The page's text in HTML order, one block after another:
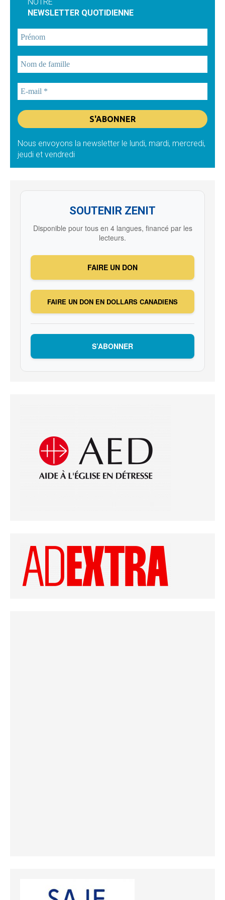
NEWSLETTER QUOTIDIENNE
Nous envoyons la newsletter le lundi, mardi, mercredi,
jeudi et vendredi
SOUTENIR ZENIT
Disponible pour tous en 4 langues, financé par les
lecteurs.
FAIRE UN DON
FAIRE UN DON EN DOLLARS CANADIENS
S’ABONNER